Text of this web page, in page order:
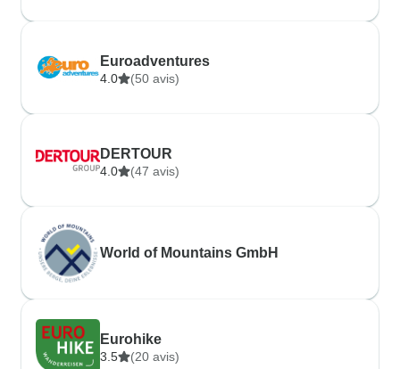
Euroadventures
4.0 (50 avis)
DERTOUR
4.0 (47 avis)
World of Mountains GmbH
Eurohike
3.5 (20 avis)